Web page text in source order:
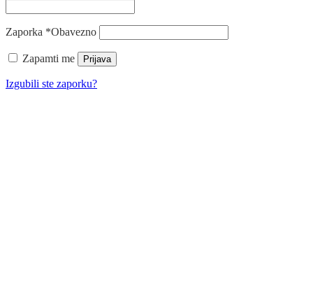
Zaporka *Obavezno
Zapamti me Prijava
Izgubili ste zaporku?